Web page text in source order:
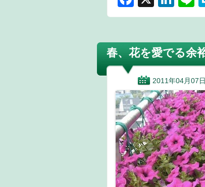
a
e
b
o
o
k
n
e
dI
n
n
春、花を愛でる余
2011年04月07